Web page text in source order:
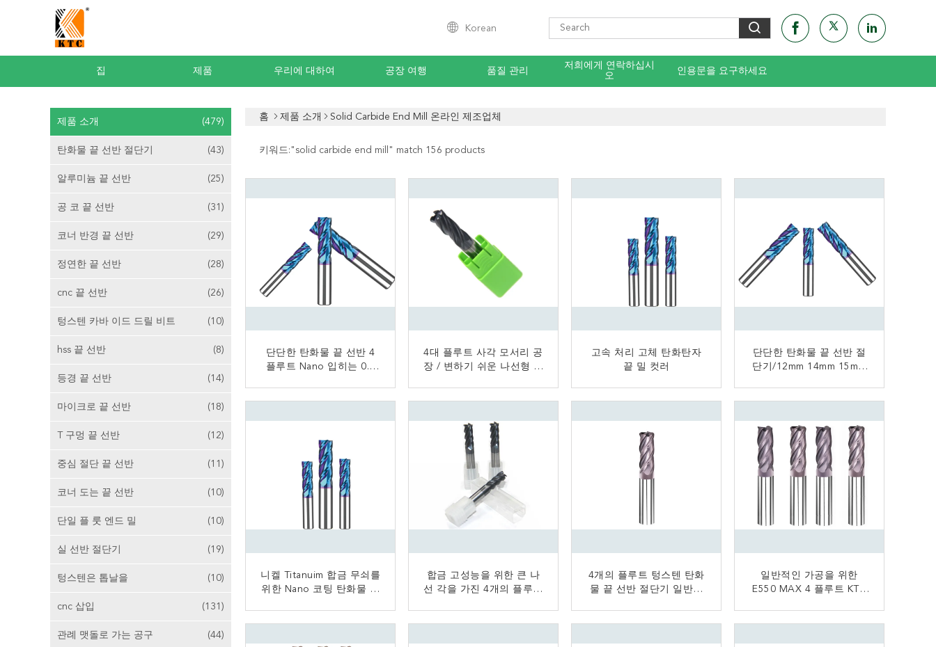
Korean
집 제품 우리에 대하여 공장 여행 품질 관리
저희에게 연락하십시
오
인용문을 요구하세요
제품 소개 (479)
탄화물 끝 선반 절단기 (43)
알루미늄 끝 선반 (25)
공 코 끝 선반 (31)
코너 반경 끝 선반 (29)
정연한 끝 선반 (28)
cnc 끝 선반 (26)
텅스텐 카바 이드 드릴 비트 (10)
hss 끝 선반 (8)
등경 끝 선반 (14)
마이크로 끝 선반 (18)
T 구멍 끝 선반 (12)
중심 절단 끝 선반 (11)
코너 도는 끝 선반 (10)
단일 플 룻 엔드 밀 (10)
실 선반 절단기 (19)
텅스텐은 톱날을 (10)
cnc 삽입 (131)
관례 맷돌로 가는 공구 (44)
홈 제품 소개 Solid Carbide End Mill 온라인 제조업체
키워드:" solid carbide end mill " match 156 products
단단한 탄화물 끝 선반 4
플루트 Nano 입히는 0.2
지금 연락
4대 플루트 사각 모서리 공
장 / 변하기 쉬운 나선형 고
지금 연락
고속 처리 고체 탄화탄자
끝 밀 컷러
지금 연락
단단한 탄화물 끝 선반 절
단기/12mm 14mm 15mm
지금 연락
니켈 Titanuim 합금 무쇠를
위한 Nano 코팅 탄화물 끝
지금 연락
합금 고성능을 위한 큰 나
선 각을 가진 4개의 플루트
지금 연락
4개의 플루트 텅스텐 탄화
물 끝 선반 절단기 일반적
지금 연락
일반적인 가공을 위한
E550 MAX 4 플루트 KTC
지금 연락